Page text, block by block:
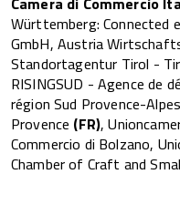
Württemberg: Connected
GmbH, Austria
Standortagentur Tirol -
RISINGSUD - Agence de
région Sud Provence-
Provence (FR),
Commercio di Bolzano,
Chamber of Craft and